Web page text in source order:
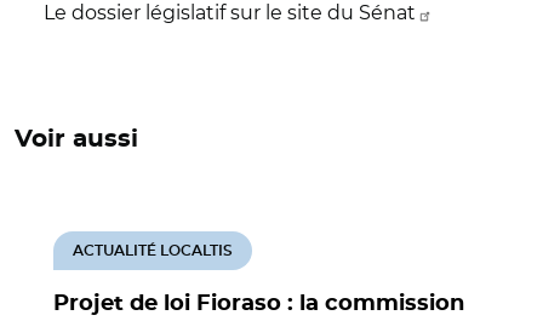
Le dossier législatif sur le site du Sénat
Voir aussi
Projet de loi Fioraso : la commission
ACTUALITÉ LOCALTIS